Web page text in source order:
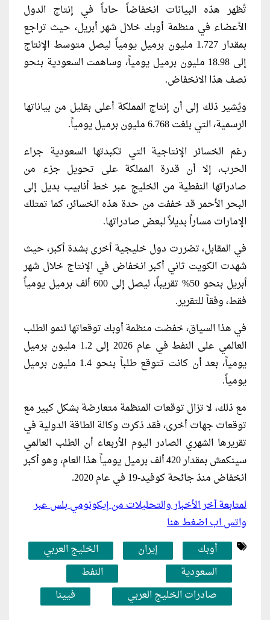
تُظهر هذه البيانات انخفاضاً حاداً في إنتاج الدول
الأعضاء في منظمة أوبك خلال شهر أبريل، حيث تراجع
بمقدار 1.727 مليون برميل يومياً ليصل متوسط الإنتاج
إلى 18.98 مليون برميل يومياً، وساهمت السعودية بنحو
نصف هذا الانخفاض.
ويُشير ذلك إلى أن إنتاج المملكة أعلى بقليل من بياناتها
الرسمية، التي بلغت 6.768 مليون برميل يومياً.
رغم الخسائر الإنتاجية التي تكبدتها السعودية جراء
الحرب، إلا أن قدرة المملكة على تحويل جزء من
صادراتها النفطية من الخليج عبر خط أنابيب بديل إلى
البحر الأحمر قد خففت من حدة هذه الخسائر، كما تمتلك
الإمارات مساراً بديلاً لبعض صادراتها.
في المقابل، تضررت دول خليجية أخرى بشدة أكبر، حيث
شهدت الكويت ثاني أكبر انخفاض في الإنتاج خلال شهر
أبريل بنحو 50% تقريباً، ليصل إلى 600 ألف برميل يومياً
فقط، وفقاً للتقرير.
في هذا السياق، خفضت منظمة أوبك توقعاتها لنمو الطلب
العالمي على النفط في عام 2026 إلى 1.2 مليون برميل
يومياً، بعد أن كانت تتوقع طلباً بنحو 1.4 مليون برميل
يومياً.
مع ذلك، لا تزال توقعات المنظمة متعارضة بشكل كبير مع
توقعات جهات أخرى، فقد ذكرت وكالة الطاقة الدولية في
تقريرها الشهري الصادر اليوم الأربعاء أن الطلب العالمي
سينكمش بمقدار 420 ألف برميل يومياً هذا العام، وهو أكبر
انخفاض منذ جائحة كوفيد-19 في عام 2020.
لمتابعة أخر الأخبار والتحليلات من إيكونومي بلس عبر
واتس اب اضغط هنا
أوبك
إيران
الخليج العربي
السعودية
النفط
صادرات الخليج العربي
فيينا